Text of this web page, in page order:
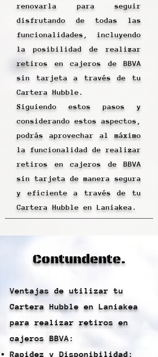
renovarla para seguir
disfrutando de todas las
funcionalidades, incluyendo
la posibilidad de realizar
retiros en cajeros de BBVA
sin tarjeta a través de tu
Cartera Hubble.
Siguiendo estos pasos y
considerando estos aspectos,
podrás aprovechar al máximo
la funcionalidad de realizar
retiros en cajeros de BBVA
sin tarjeta de manera segura
y eficiente a través de tu
Cartera Hubble en Laniakea.
Contundente.
Ventajas de utilizar tu
Cartera Hubble en Laniakea
para realizar retiros en
cajeros BBVA:
Rapidez y Disponibilidad: